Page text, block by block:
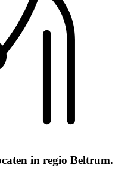
in regio Beltrum.